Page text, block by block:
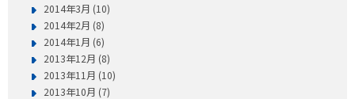
2014年3月 (10)
2014年2月 (8)
2014年1月 (6)
2013年12月 (8)
2013年11月 (10)
2013年10月 (7)